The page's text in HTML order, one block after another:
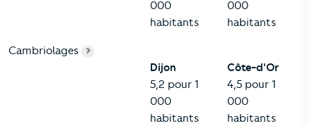
000
habitants
000
habitants
Cambriolages ?
Dijon
5,2 pour 1
000
habitants
Côte-d'Or
4,5 pour 1
000
habitants